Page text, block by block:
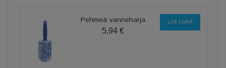
Pehmeä vanneharja
5,94 €
LUE LISÄÄ